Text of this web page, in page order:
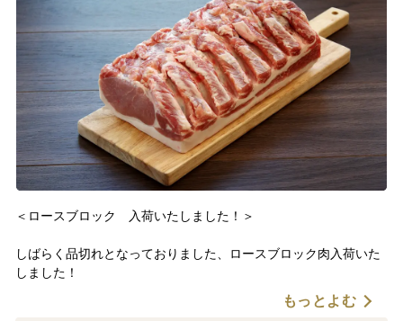
＜ロースブロック 入荷いたしました！＞
しばらく品切れとなっておりました、ロースブロック肉入荷いた
しました！
ポークステーキ、とんかつ、煮込み料理など、様々な料理でお使
もっとよむ